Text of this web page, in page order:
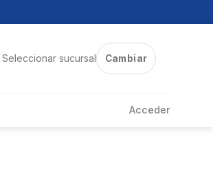
Seleccionar sucursal Cambiar
Acceder